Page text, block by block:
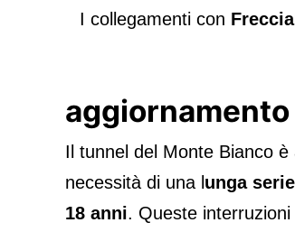
I collegamenti con
Il tunnel del Monte Bianco
necessità di una l unga
18 anni. Queste